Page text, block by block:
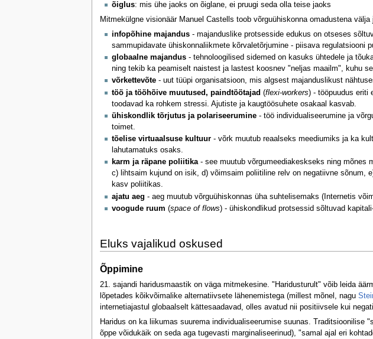
õiglus: mis ühe jaoks on õiglane, ei pruugi seda olla teise jaoks
Mitmekülgne visionäär Manuel Castells toob võrguühiskonna omadustena
infopõhine majandus- majanduslike protsesside edukus on otseses
sammupidavate ühiskonnaliikmete kõrvaletõrjumine - piisava regulatsiooni
globaalne majandus- tehnoloogilised sidemed on kasuks ühtedele ja
ning tekib ka peamiselt naistest ja lastest koosnev "neljas maailm", kuhu
võrkettevõte- uut tüüpi organisatsioon, mis algsest majanduslikust
töö ja tööhõive muutused, paindtöötajad (flexi-workers) - tööpuudus eriti
toodavad ka rohkem stressi. Ajutiste ja kaugtöösuhete osakaal kasvab.
ühiskondlik tõrjutus ja polariseerumine- töö individualiseerumine ja
toimet.
tõelise virtuaalsuse kultuur- võrk muutub reaalseks meediumiks ja ka
lahutamatuks osaks.
karm ja räpane poliitika- see muutub võrgumeediakeskseks ning mõnes
c) lihtsaim kujund on isik, d) võimsaim poliitiline relv on negatiivne sõnum,
kasv poliitikas.
ajatu aeg - aeg muutub võrguühiskonnas üha suhtelisemaks (Internetis
voogude ruum (space of flows) - ühiskondlikud protsessid sõltuvad
Eluks vajalikud oskused
Õppimine
21. sajandi haridusmaastik on väga mitmekesine. "Haridusturult" võib leida
lõpetades kõikvõimalike alternatiivsete lähenemistega (millest mõnel, nagu
internetiajastul globaalselt kättesaadavad, olles avatud nii positiivsele kui
Haridus on ka liikumas suurema individualiseerumise suunas.
õppe võidukäik on seda aga tugevasti marginaliseerinud), "samal ajal eri